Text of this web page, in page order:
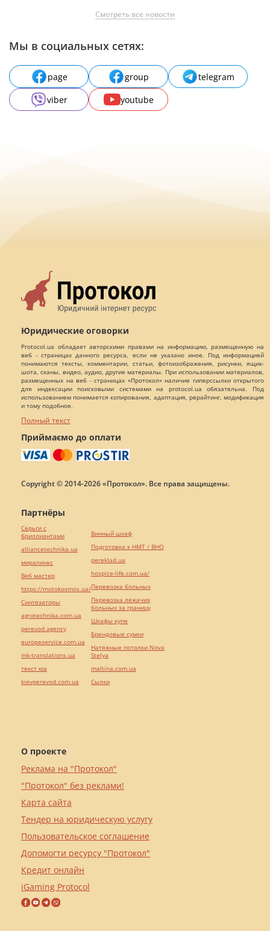
Смотреть все новости
Мы в социальных сетях:
page group
telegram
viber
youtube
Юридические оговорки
Protocol.ua обладает авторскими правами на информацию, размещенную на
веб - страницах данного ресурса, если не указано иное. Под информацией
понимаются тексты, комментарии, статьи, фотоизображения, рисунки, ящик-
шота, сканы, видео, аудио, другие материалы. При использовании материалов,
размещенных на веб - страницах «Протокол» наличие гиперссылки открытого
для индексации поисковыми системами на protocol.ua обязательна. Под
использованием понимается копирования, адаптация, рерайтинг, модификация
и тому подобное.
Полный текст
Приймаємо до оплати
Copyright © 2014-2026 «Протокол». Все права защищены.
О проекте
Реклама на "Протокол"
"Протокол" без реклами!
Карта сайта
Тендер на юридическую услугу
Пользовательское соглашение
Допомогти ресурсу "Протокол"
Кредит онлайн
iGaming Protocol
Партнёры
Серьги с
бриллиантами
alliancetechnika.ua
миралинкс
Веб мастер
https://motokosmos.ua/
Синтезаторы
agrotechnika.com.ua
perevod.agency
europeservice.com.ua
mk-translations.ua
текст юа
kievperevod.com.ua
Винный шкаф
Подготовка к НМТ / ВНО
pereklad.ua
hospice-life.com.ua/
Перевозка больных
Перевозка лежачих
больных за границу
Шкафы купе
Брендовые сумки
Натяжные потолки Nova
Stelya
maltina.com.ua
Cылки